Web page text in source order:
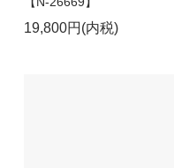
19,800円(内税)